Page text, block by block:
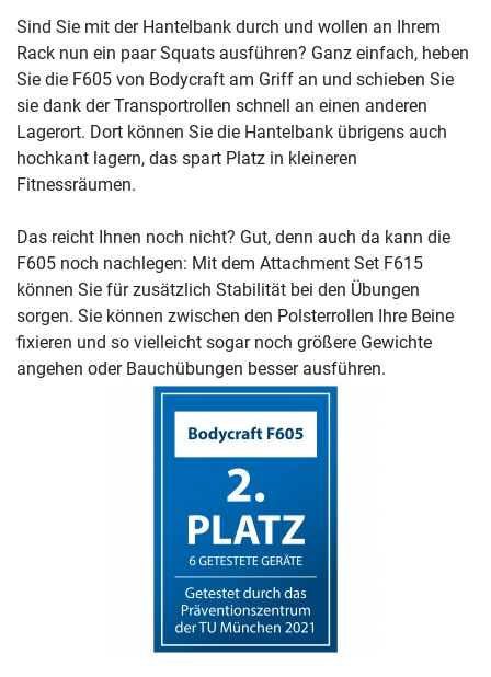
Sind Sie mit der Hantelbank durch und wollen an Ihrem
Rack nun ein paar Squats ausführen? Ganz einfach, heben
Sie die F605 von Bodycraft am Griff an und schieben Sie
sie dank der Transportrollen schnell an einen anderen
Lagerort. Dort können Sie die Hantelbank übrigens auch
hochkant lagern, das spart Platz in kleineren
Fitnessräumen.
Das reicht Ihnen noch nicht? Gut, denn auch da kann die
F605 noch nachlegen: Mit dem Attachment Set F615
können Sie für zusätzlich Stabilität bei den Übungen
sorgen. Sie können zwischen den Polsterrollen Ihre Beine
fixieren und so vielleicht sogar noch größere Gewichte
angehen oder Bauchübungen besser ausführen.